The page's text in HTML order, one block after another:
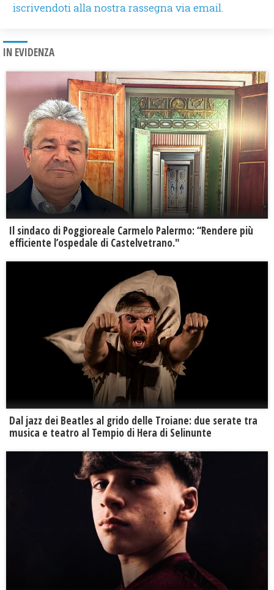
iscrivendoti alla nostra rassegna via email.
IN EVIDENZA
Il sindaco di Poggioreale Carmelo Palermo: “Rendere più
efficiente l’ospedale di Castelvetrano."
Dal jazz dei Beatles al grido delle Troiane: due serate tra
musica e teatro al Tempio di Hera di Selinunte